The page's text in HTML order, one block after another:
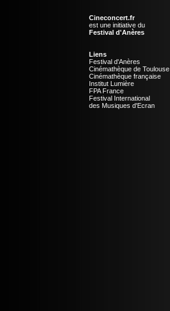
Cineconcert.fr
est une initiative du
Festival d'Anères
Liens
Festival d'Anères
Cinémathèque de Toulouse
Cinémathèque française
Institut Lumière
FPA France
Festival International
des Musiques d'Ecran